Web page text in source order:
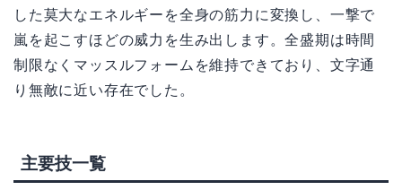
した莫大なエネルギーを全身の筋力に変換し、一撃で
嵐を起こすほどの威力を生み出します。全盛期は時間
制限なくマッスルフォームを維持できており、文字通
り無敵に近い存在でした。
主要技一覧